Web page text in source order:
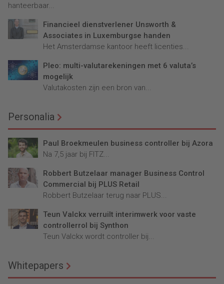
hanteerbaar...
Financieel dienstverlener Unsworth &
Associates in Luxemburgse handen
Het Amsterdamse kantoor heeft licenties...
Pleo: multi-valutarekeningen met 6 valuta’s
mogelijk
Valutakosten zijn een bron van...
Personalia
Paul Broekmeulen business controller bij Azora
Na 7,5 jaar bij FITZ...
Robbert Butzelaar manager Business Control
Commercial bij PLUS Retail
Robbert Butzelaar terug naar PLUS...
Teun Valckx verruilt interimwerk voor vaste
controllerrol bij Synthon
Teun Valckx wordt controller bij...
Whitepapers